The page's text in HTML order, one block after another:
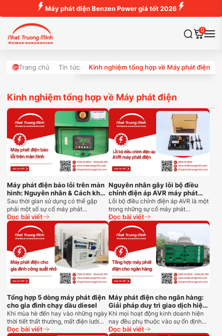
Máy phát điện Benzen Power giá tốt 2026
0
Trang chủ Tin tức Kinh nghiệm tổng hợp về Máy phát điện
Kinh nghiệm tổng hợp về Máy phát điện
Máy phát điện báo lỗi trên màn
hình: Nguyên nhân & Cách khắc
phục
Sau thời gian sử dụng có thể gặp
phải một số sự cố máy phát…
Đọc bài viết
Nguyên nhân gây lỗi bộ điều
chỉnh điện áp AVR máy phát
điện
Lỗi bộ điều chỉnh điện áp AVR là một
trong những sự cố máy phát…
Đọc bài viết
Tổng hợp 5 dòng máy phát điện
cho gia đình chạy dầu diesel
Khi mùa hè đến hay vào những ngày
thời tiết thất thường, mất điện lưới…
Đọc bài viết
Máy phát điện cho ngân hàng:
Giải pháp duy trì giao dịch hiệu
quả
Khi mọi hoạt động kinh doanh hiện
nay đều phụ thuộc vào sự ổn định…
Đọc bài viết